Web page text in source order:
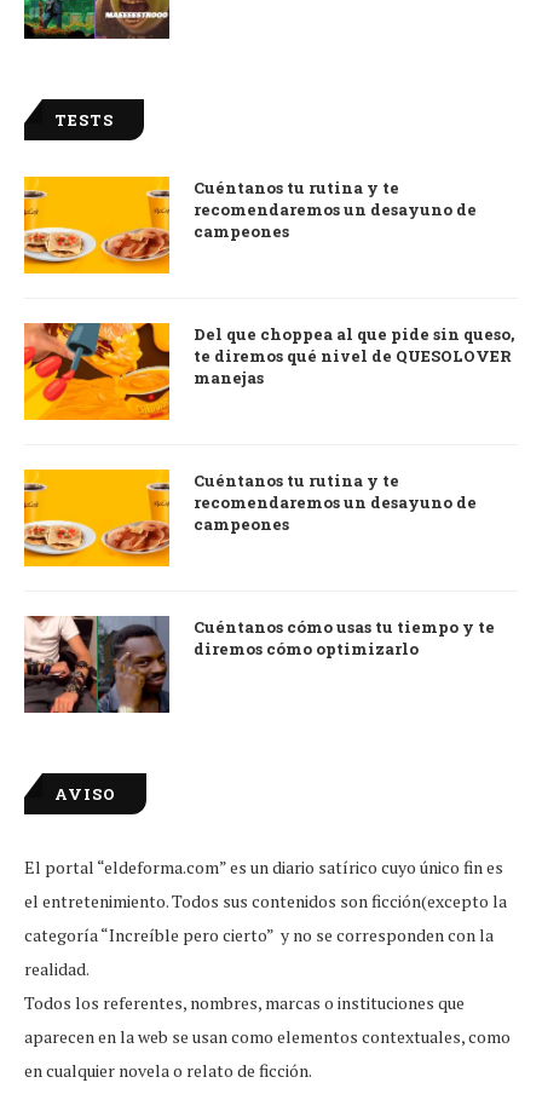
TESTS
Cuéntanos tu rutina y te
recomendaremos un desayuno de
campeones
Del que choppea al que pide sin queso,
te diremos qué nivel de QUESOLOVER
manejas
Cuéntanos tu rutina y te
recomendaremos un desayuno de
campeones
Cuéntanos cómo usas tu tiempo y te
diremos cómo optimizarlo
AVISO
El portal “eldeforma.com” es un diario satírico cuyo único fin es
el entretenimiento. Todos sus contenidos son ficción(excepto la
categoría “Increíble pero cierto” y no se corresponden con la
realidad.
Todos los referentes, nombres, marcas o instituciones que
aparecen en la web se usan como elementos contextuales, como
en cualquier novela o relato de ficción.